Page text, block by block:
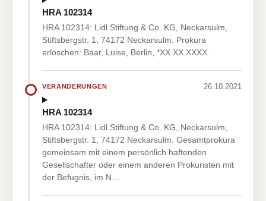
HRA 102314
HRA 102314: Lidl Stiftung & Co. KG, Neckarsulm,
Stiftsbergstr. 1, 74172 Neckarsulm. Prokura
erloschen: Baar, Luise, Berlin, *XX.XX.XXXX.
VERÄNDERUNGEN 26.10.2021
HRA 102314
HRA 102314: Lidl Stiftung & Co. KG, Neckarsulm,
Stiftsbergstr. 1, 74172 Neckarsulm. Gesamtprokura
gemeinsam mit einem persönlich haftenden
Gesellschafter oder einem anderen Prokuristen mit
der Befugnis, im N…